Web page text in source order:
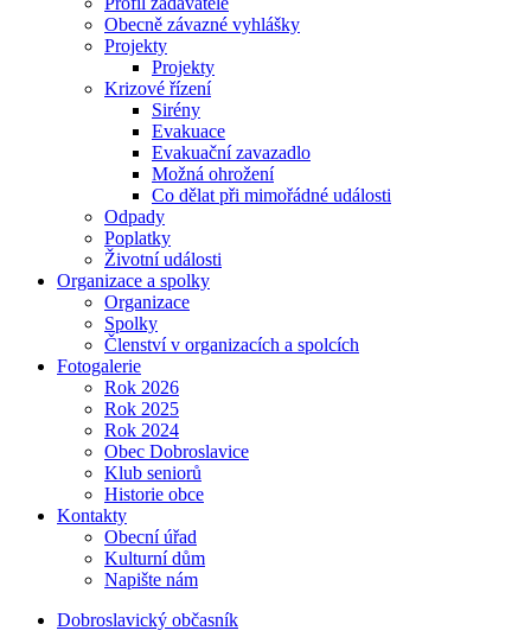
Obecně závazné vyhlášky
Projekty
Projekty
Krizové řízení
Sirény
Evakuace
Evakuační zavazadlo
Možná ohrožení
Co dělat při mimořádné události
Odpady
Poplatky
Životní události
Organizace a spolky
Organizace
Spolky
Členství v organizacích a spolcích
Fotogalerie
Rok 2026
Rok 2025
Rok 2024
Obec Dobroslavice
Klub seniorů
Historie obce
Kontakty
Obecní úřad
Kulturní dům
Napište nám
Dobroslavický občasník